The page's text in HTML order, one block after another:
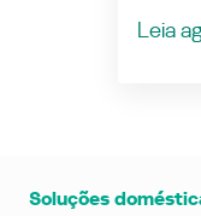
Leia
Soluções